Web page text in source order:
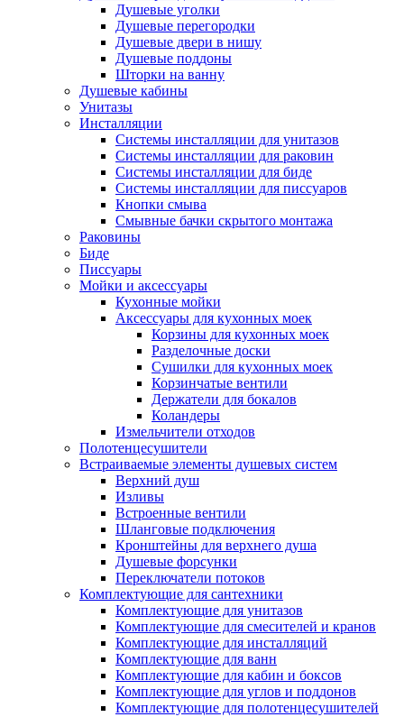
Душевые уголки
Душевые перегородки
Душевые двери в нишу
Душевые поддоны
Шторки на ванну
Душевые кабины
Унитазы
Инсталляции
Системы инсталляции для унитазов
Системы инсталляции для раковин
Системы инсталляции для биде
Системы инсталляции для писсуаров
Кнопки смыва
Смывные бачки скрытого монтажа
Раковины
Биде
Писсуары
Мойки и аксессуары
Кухонные мойки
Аксессуары для кухонных моек
Корзины для кухонных моек
Разделочные доски
Сушилки для кухонных моек
Корзинчатые вентили
Держатели для бокалов
Коландеры
Измельчители отходов
Полотенцесушители
Встраиваемые элементы душевых систем
Верхний душ
Изливы
Встроенные вентили
Шланговые подключения
Кронштейны для верхнего душа
Душевые форсунки
Переключатели потоков
Комплектующие для сантехники
Комплектующие для унитазов
Комплектующие для смесителей и кранов
Комплектующие для инсталляций
Комплектующие для ванн
Комплектующие для кабин и боксов
Комплектующие для углов и поддонов
Комплектующие для полотенцесушителей